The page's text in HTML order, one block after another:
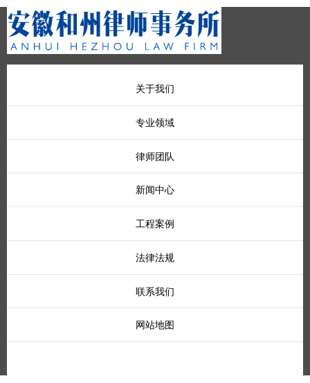
关于我们
专业领域
律师团队
新闻中心
工程案例
法律法规
联系我们
网站地图